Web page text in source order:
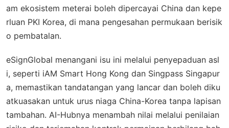
am ekosistem meterai boleh dipercayai China dan kepe
rluan PKI Korea, di mana pengesahan permukaan berisik
o pembatalan.
eSignGlobal menangani isu ini melalui penyepaduan asl
i, seperti iAM Smart Hong Kong dan Singpass Singapur
a, memastikan tandatangan yang lancar dan boleh diku
atkuasakan untuk urus niaga China-Korea tanpa lapisan
tambahan. AI-Hubnya menambah nilai melalui penilaian